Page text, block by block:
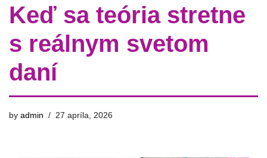
Keď sa teória stretne
s reálnym svetom
daní
by admin 27 apríla, 2026